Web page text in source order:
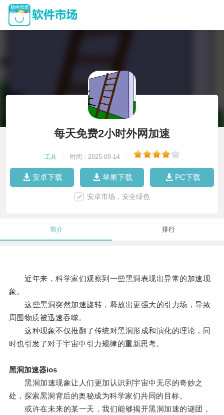
每天免费2小时外网加速
工具 时间：2025-09-14
安卓下载 苹果下载 PC下载
安卓市场，安全绿色
简介 排行
近年来，科学家们观察到一些黑洞表现出异常的加速现
象。
这些黑洞突然加速旋转，释放出更强大的引力场，导致
周围物质被迅速吞噬。
这种现象不仅推翻了传统对黑洞形成和演化的理论，同
时也引发了对于宇宙中引力规律的重新思考。
黑洞加速器ios
黑洞加速现象让人们更加认识到宇宙中无尽的奇妙之
处，探索黑洞背后的奥秘成为科学家们共同的目标。
或许在未来的某一天，我们能够揭开黑洞加速的谜团，